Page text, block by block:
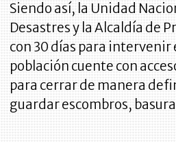
Siendo así, la Unidad
Desastres y la Alcaldía de
con 30 días para intervenir
población cuente con
para cerrar de manera
guardar escombros,